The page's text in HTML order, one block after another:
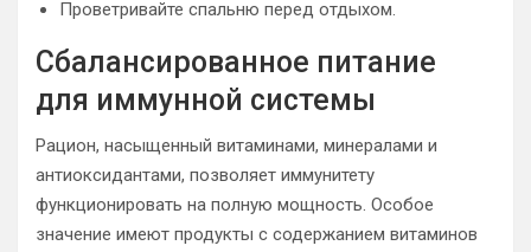
Проветривайте спальню перед отдыхом.
Сбалансированное питание
для иммунной системы
Рацион, насыщенный витаминами, минералами и
антиоксидантами, позволяет иммунитету
функционировать на полную мощность. Особое
значение имеют продукты с содержанием витаминов